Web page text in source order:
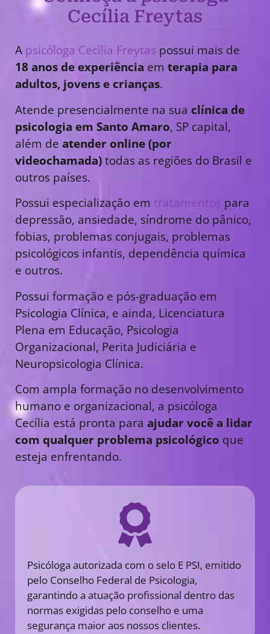
Cecília Freytas
A psicóloga Cecília Freytas possui mais de
18 anos de experiência em terapia para
adultos, jovens e crianças.
Atende presencialmente na sua clínica de
psicologia em Santo Amaro, SP capital,
além de atender online (por
videochamada)todas as regiões do Brasil e
outros países.
Possui especialização em tratamentos para
depressão, ansiedade, síndrome do pânico,
fobias, problemas conjugais, problemas
psicológicos infantis, dependência química
e outros.
Possui formação e pós-graduação em
Psicologia Clínica, e ainda, Licenciatura
Plena em Educação, Psicologia
Organizacional, Perita Judiciária e
Neuropsicologia Clínica.
Com ampla formação no desenvolvimento
humano e organizacional, a psicóloga
Cecília está pronta para ajudar você a lidar
com qualquer problema psicológico que
esteja enfrentando.
Psicóloga autorizada com o selo E PSI, emitido
pelo Conselho Federal de Psicologia,
garantindo a atuação profissional dentro das
normas exigidas pelo conselho e uma
segurança maior aos nossos clientes.